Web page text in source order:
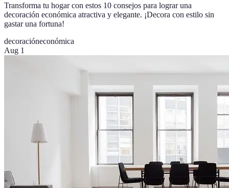
Transforma tu hogar con estos 10 consejos para lograr una
decoración económica atractiva y elegante. ¡Decora con estilo sin
gastar una fortuna!
decoracióneconómica
Aug 1